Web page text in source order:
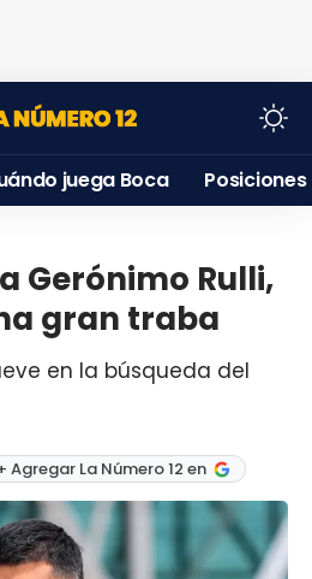
juega Boca Posiciones
Gerónimo Rulli,
gran traba
en la búsqueda del
Agregar La Número 12 en